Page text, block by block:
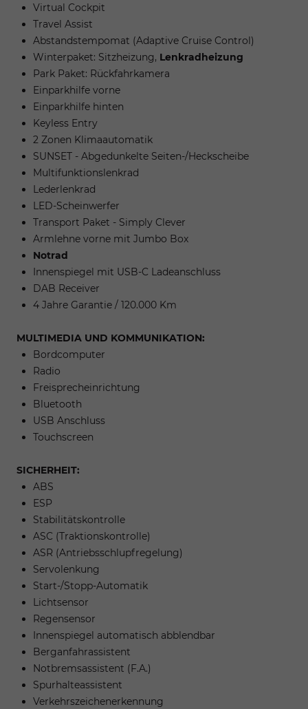
Virtual Cockpit
Travel Assist
Abstandstempomat (Adaptive Cruise Control)
Winterpaket: Sitzheizung, Lenkradheizung
Park Paket: Rückfahrkamera
Einparkhilfe vorne
Einparkhilfe hinten
Keyless Entry
2 Zonen Klimaautomatik
SUNSET - Abgedunkelte Seiten-/Heckscheibe
Multifunktionslenkrad
Lederlenkrad
LED-Scheinwerfer
Transport Paket - Simply Clever
Armlehne vorne mit Jumbo Box
Notrad
Innenspiegel mit USB-C Ladeanschluss
DAB Receiver
4 Jahre Garantie / 120.000 Km
MULTIMEDIA UND KOMMUNIKATION:
Bordcomputer
Radio
Freisprecheinrichtung
Bluetooth
USB Anschluss
Touchscreen
SICHERHEIT:
ABS
ESP
Stabilitätskontrolle
ASC (Traktionskontrolle)
ASR (Antriebsschlupfregelung)
Servolenkung
Start-/Stopp-Automatik
Lichtsensor
Regensensor
Innenspiegel automatisch abblendbar
Berganfahrassistent
Notbremsassistent (F.A.)
Spurhalteassistent
Verkehrszeichenerkennung